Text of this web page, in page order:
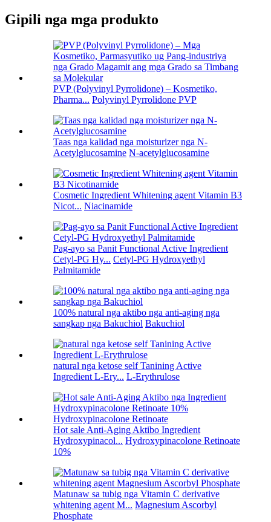
Gipili nga mga produkto
PVP (Polyvinyl Pyrrolidone) – Kosmetiko,
Pharma... Polyvinyl Pyrrolidone PVP
Taas nga kalidad nga moisturizer nga N-
Acetylglucosamine N-acetylglucosamine
Cosmetic Ingredient Whitening agent Vitamin B3
Nicot... Niacinamide
Pag-ayo sa Panit Functional Active Ingredient
Cetyl-PG Hy... Cetyl-PG Hydroxyethyl
Palmitamide
100% natural nga aktibo nga anti-aging nga
sangkap nga Bakuchiol Bakuchiol
natural nga ketose self Tanining Active
Ingredient L-Ery... L-Erythrulose
Hot sale Anti-Aging Aktibo Ingredient
Hydroxypinacol... Hydroxypinacolone Retinoate
10%
Matunaw sa tubig nga Vitamin C derivative
whitening agent M... Magnesium Ascorbyl
Phosphate